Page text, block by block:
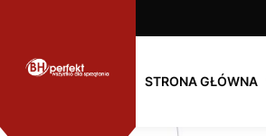
STRONA GŁÓWNA